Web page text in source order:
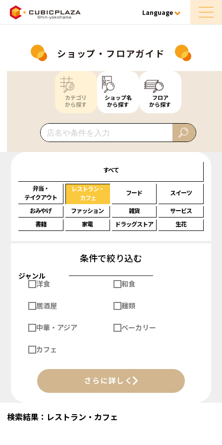
Language
ショップ・フロアガイド
カテゴリ
から探す
ショップ名
から探す
フロア
から探す
すべて
弁当・
テイクアウト
レストラン・
カフェ
フード スイーツ
おみやげ ファッション 雑貨
サービス
書籍
家電 ドラッグストア 生花
条件で絞り込む
ジャンル
洋食
和食
居酒屋 麺類
中華・アジア ベーカリー
カフェ
さらに詳しく
検索結果：レストラン・カフェ